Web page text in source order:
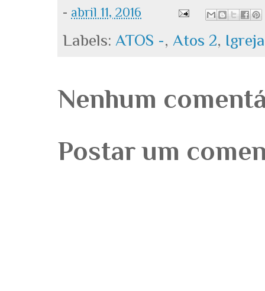
- abril 11, 2016
Labels: ATOS -, Atos 2, Igreja
Nenhum
Postar um